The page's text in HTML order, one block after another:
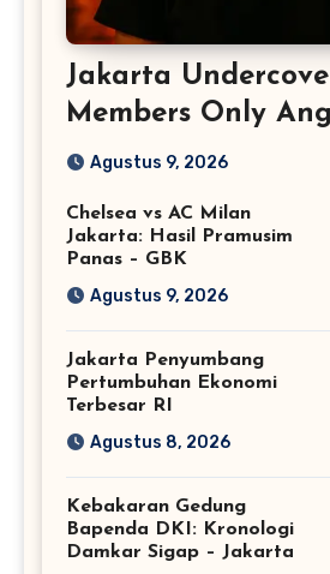
Jakarta
Members Only
Perempuan
Agustus 9, 2026
Chelsea vs AC Milan
Jakarta: Hasil Pramusim
Panas – GBK
Agustus 9, 2026
Jakarta Penyumbang
Pertumbuhan Ekonomi
Terbesar RI
Agustus 8, 2026
Kebakaran Gedung
Bapenda DKI: Kronologi
Damkar Sigap – Jakarta